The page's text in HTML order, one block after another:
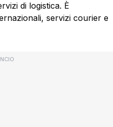
di logistica. È
servizi courier e